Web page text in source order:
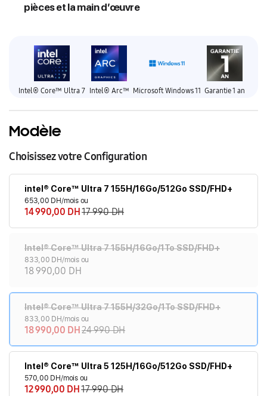
pièces et la main d’œuvre
Intel® Core™ Ultra 7 Intel® Arc™ Microsoft Windows 11 Garantie 1 an
Modèle
Choisissez votre Configuration
intel® Core™ Ultra 7 155H/16Go/512Go SSD/FHD+
653,00 DH/mois ou
14 990,00 DH17 990 DH
Intel® Core™ Ultra 7 155H/16Go/1To SSD/FHD+
833,00 DH/mois ou
18 990,00 DH
Intel® Core™ Ultra 7 155H/32Go/1To SSD/FHD+
833,00 DH/mois ou
18 990,00 DH24 990 DH
Intel® Core™ Ultra 5 125H/16Go/512Go SSD/FHD+
570,00 DH/mois ou
12 990,00 DH17 990 DH